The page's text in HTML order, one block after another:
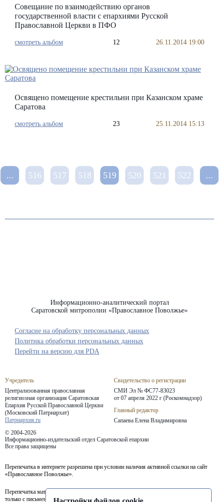
Совещание по взаимодействию органов
государственной власти с епархиями Русской
Православной Церкви в ПФО
смотреть альбом 12 26.11.2014 19:00
Освящено помещение крестильни при Казанском храме
Саратова
смотреть альбом 23 25.11.2014 15:13
... 516 517 518 519 520 521 522 ...
Информационно-аналитический портал
Саратовской митрополии «Православное Поволжье»
Учредитель
Централизованная православная
религиозная организация Саратовская
Епархия Русской Православной Церкви
(Московский Патриархат)
Патриархия.ru
Свидетельство о регистрации
СМИ Эл № ФС77-83023
от 07 апреля 2022 г (Роскомнадзор)
Главный редактор
Сапаева Елена Владимировна
© 2004-2026
Информационно-издательский отдел Саратовской епархии
Все права защищены
Согласие на обработку персональных данных
Политика обработки персональных данных
Перепечатка в интернете разрешена при условии наличия активной ссылки на сайт
«Православное Поволжье».
Перепечатка материалов портала в печатных изданиях (книгах, прессе) возможна
только с письменного разрешения редакции.
Перейти на версию для PDA